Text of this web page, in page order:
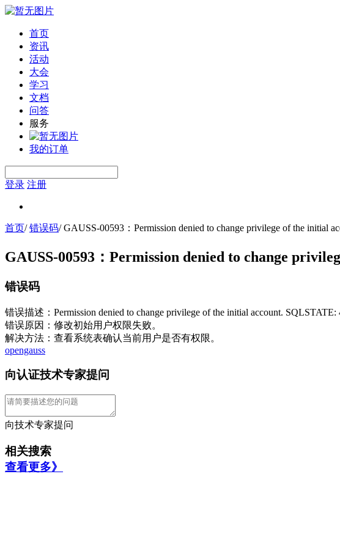
首页
资讯
活动
大会
学习
文档
问答
服务
我的订单
登录 注册
首页/错误码/GAUSS-00593：Permission denied to change privilege of the initial
GAUSS-00593：Permission denied to change
错误码
错误描述：Permission denied to change privilege of the initial account. SQLSTATE:
错误原因：修改初始用户权限失败。
解决方法：查看系统表确认当前用户是否有权限。
opengauss
向认证技术专家提问
向技术专家提问
相关搜索
查看更多》